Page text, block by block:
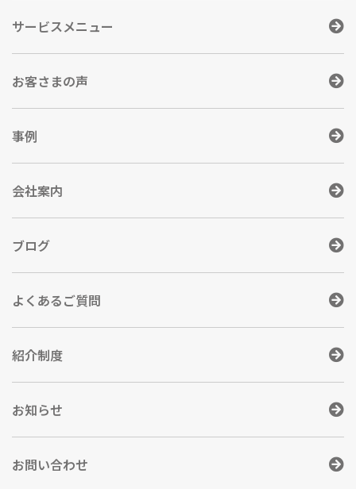
サービスメニュー
お客さまの声
事例
会社案内
ブログ
よくあるご質問
紹介制度
お知らせ
お問い合わせ